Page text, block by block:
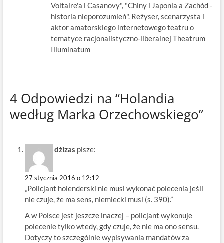
Voltaire'a i Casanovy", "Chiny i Japonia a Zachód -
historia nieporozumień". Reżyser, scenarzysta i
aktor amatorskiego internetowego teatru o
tematyce racjonalistyczno-liberalnej Theatrum
Illuminatum
4 Odpowiedzi na “Holandia
według Marka Orzechowskiego”
dżizas pisze:
27 stycznia 2016 o 12:12
„Policjant holenderski nie musi wykonać polecenia jeśli
nie czuje, że ma sens, niemiecki musi (s. 390).”
A w Polsce jest jeszcze inaczej – policjant wykonuje
polecenie tylko wtedy, gdy czuje, że nie ma ono sensu.
Dotyczy to szczególnie wypisywania mandatów za